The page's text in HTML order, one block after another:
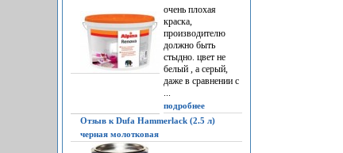
очень плохая
краска,
производителю
должно быть
стыдно. цвет не
белый , а серый,
даже в сравнении с
...
подробнее
Отзыв к Dufa Hammerlack (2.5 л)
черная молотковая